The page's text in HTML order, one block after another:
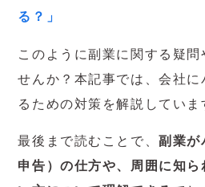
る？」
このように副業に関する疑問
せんか？本記事では、会社に
るための対策を解説していま
最後まで読むことで、 副業が
申告）の仕方や、周囲に知